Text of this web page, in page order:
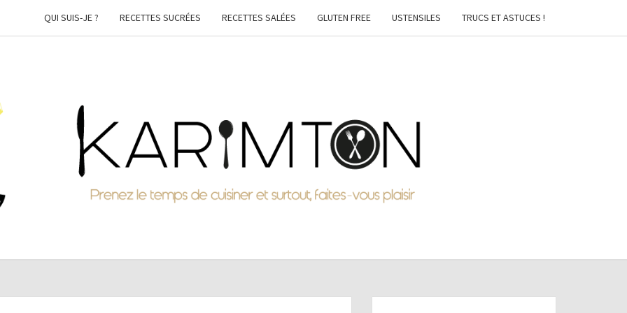
QUI SUIS-JE ? RECETTES SUCRÉES RECETTES SALÉES GLUTEN FREE USTENSILES TRUCS ET ASTUCES !
KARIMTON
Prenez
Le
Temps
De
Faites-